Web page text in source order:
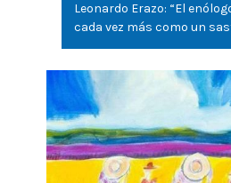
Leonardo Erazo: “El
cada vez más como un